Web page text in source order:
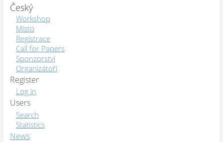
Český
Workshop
Místo
Registrace
Call for Papers
Sponzorství
Organizátoři
Register
Log in
Users
Search
Statistics
News